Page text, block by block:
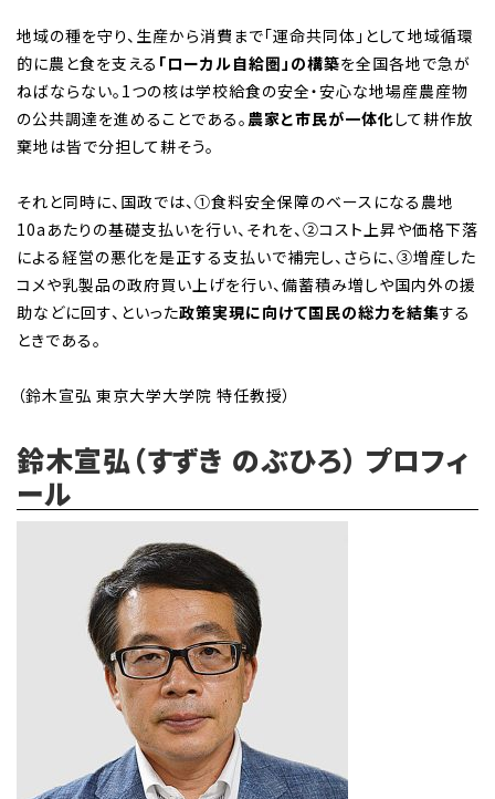
地域の種を守り、生産から消費まで「運命共同体」として地域循環
的に農と食を支える 「ローカル自給圏」の構築を全国各地で急が
ねばならない。1つの核は学校給食の安全・安心な地場産農産物
の公共調達を進めることである。 農家と市民が一体化して耕作放
棄地は皆で分担して耕そう。
それと同時に、国政では、①食料安全保障のベースになる農地
10aあたりの基礎支払いを行い、それを、②コスト上昇や価格下落
による経営の悪化を是正する支払いで補完し、さらに、③増産した
コメや乳製品の政府買い上げを行い、備蓄積み増しや国内外の援
助などに回す、といった政策実現に向けて国民の総力を結集する
ときである。
（鈴木宣弘 東京大学大学院 特任教授）
鈴木宣弘（すずき のぶひろ） プロフィ
ール